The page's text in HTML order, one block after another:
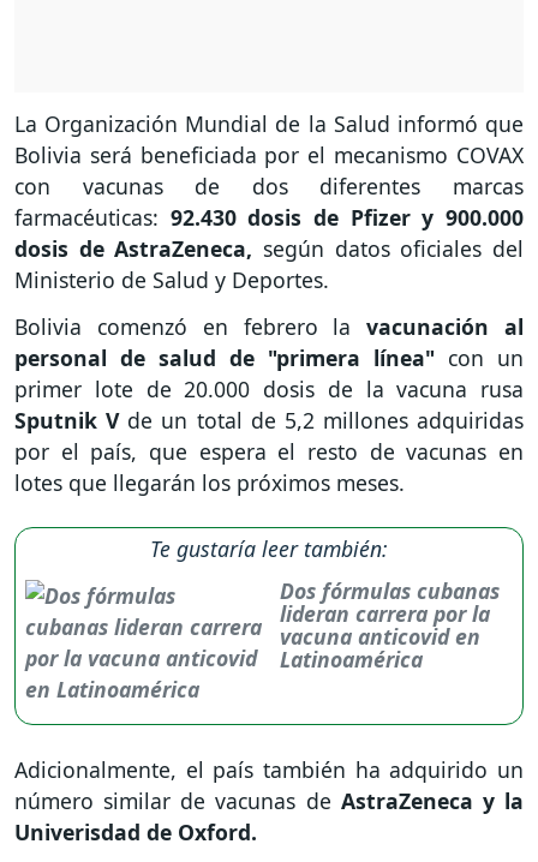
La Organización Mundial de la Salud informó que
Bolivia será beneficiada por el mecanismo COVAX
con vacunas de dos diferentes marcas
farmacéuticas: 92.430 dosis de Pfizer y 900.000
dosis de AstraZeneca, según datos oficiales del
Ministerio de Salud y Deportes.
Bolivia comenzó en febrero lavacunación al
personal de salud de "primera línea" con un
primer lote de 20.000 dosis de la vacuna rusa
Sputnik Vde un total de 5,2 millones adquiridas
por el país, que espera el resto de vacunas en
lotes que llegarán los próximos meses.
Te gustaría leer también:
Dos fórmulas cubanas
lideran carrera por la
vacuna anticovid en
Latinoamérica
Adicionalmente, el país también ha adquirido un
número similar de vacunas de AstraZeneca y la
Univerisdad de Oxford.